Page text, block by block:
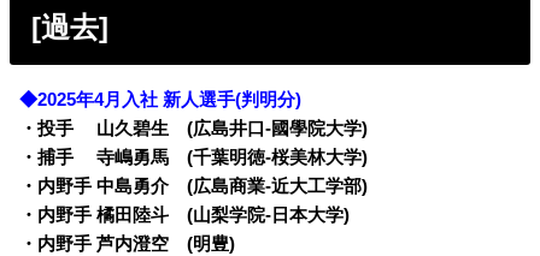
[過去]
◆2025年4月入社 新人選手(判明分)
・投手 山久碧生 (広島井口-國學院大学)
・捕手 寺嶋勇馬 (千葉明徳-桜美林大学)
・内野手 中島勇介 (広島商業-近大工学部)
・内野手 橘田陸斗 (山梨学院-日本大学)
・内野手 芦内澄空 (明豊)